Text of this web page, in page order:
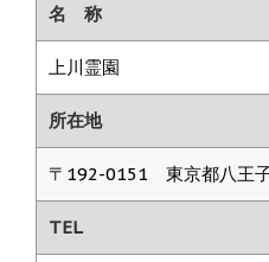
名 称
上川霊園
所在地
〒192-0151 東京都八王
TEL